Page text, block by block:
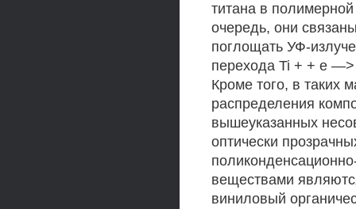
титана в
очередь, они
поглощать УФ-
перехода Ti + + е —>
Кроме того, в таких
распределения
вышеуказанных
оптически
веществами
виниловый